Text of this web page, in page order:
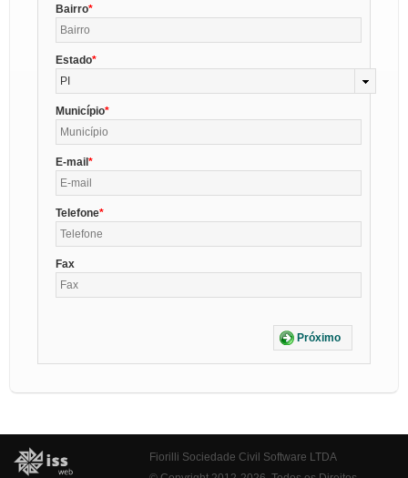
Bairro
Estado
PI
Município
E-mail
Telefone
Fax
Próximo
Fiorilli Sociedade Civil Software LTDA